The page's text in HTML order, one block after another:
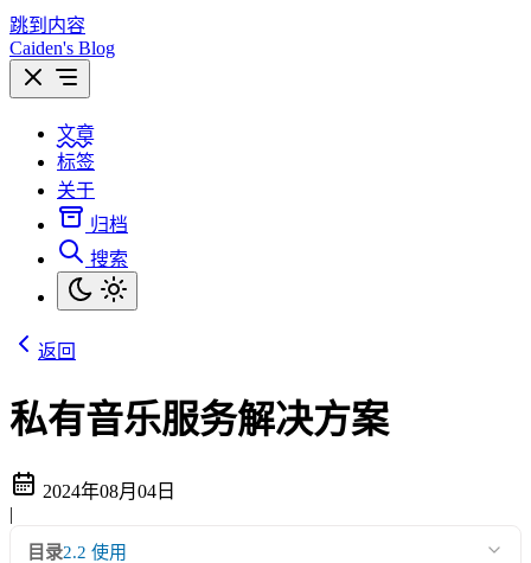
跳到内容
Caiden's Blog
文章
标签
关于
归档
搜索
返回
私有音乐服务解决方案
2024年08月04日
|
目录2.2 使用